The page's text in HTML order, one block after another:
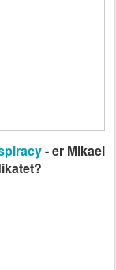
- er Mikael